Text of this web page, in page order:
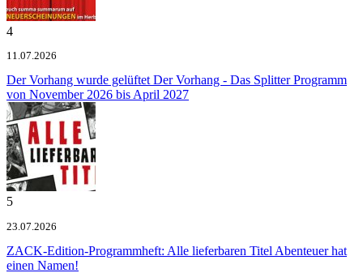
4
11.07.2026
Der Vorhang wurde gelüftet Der Vorhang - Das Splitter Programm
von November 2026 bis April 2027
5
23.07.2026
ZACK-Edition-Programmheft: Alle lieferbaren Titel Abenteuer hat
einen Namen!